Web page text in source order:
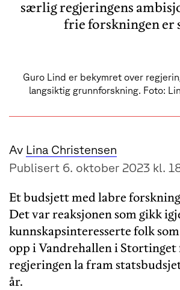
særlig regjeringens
frie forskningen er
Guro Lind er bekymret over
langsiktig grunnforskning. Foto:
Av Lina Christensen
Publisert 6. oktober 2023 kl.
Et budsjett med labre
Det var reaksjonen som gikk
kunnskapsinteresserte folk
opp i Vandrehallen i Stortinget
regjeringen la fram
år.